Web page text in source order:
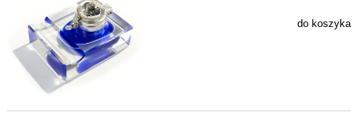
do koszyka